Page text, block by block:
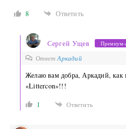
8 Ответить
Сергей Ущев Премиум-
ОтветАркадий
Желаю вам добра, Аркадий, как
«Littercon»!!!
1
Ответить